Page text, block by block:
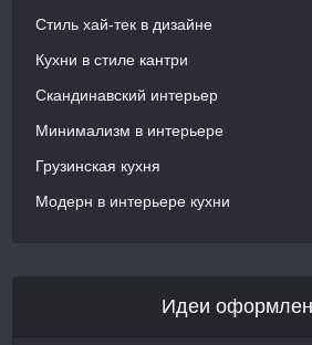
Стиль хай-тек в дизайне
Кухни в стиле кантри
Скандинавский интерьер
Минимализм в интерьере
Грузинская кухня
Модерн в интерьере кухни
Идеи